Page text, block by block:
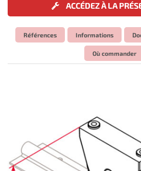
ACCÉDEZ À LA
Références Informations
Où commander